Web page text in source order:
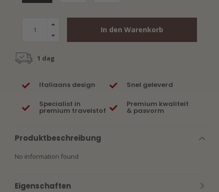
In den Warenkorb
1 dag
Italiaans design Snel geleverd
Specialist in
premium travelstof
Premium kwaliteit
& pasvorm
Produktbeschreibung
No information found
Eigenschaften